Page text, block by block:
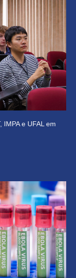
e UFAL em